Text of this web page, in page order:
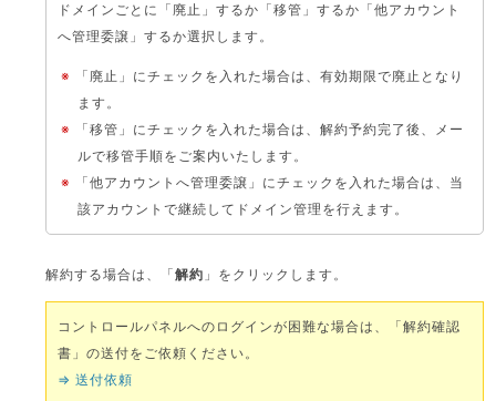
ドメインごとに「廃止」するか「移管」するか「他アカウント
へ管理委譲」するか選択します。
※
「廃止」にチェックを入れた場合は、有効期限で廃止となり
ます。
※
「移管」にチェックを入れた場合は、解約予約完了後、メー
ルで移管手順をご案内いたします。
※
「他アカウントへ管理委譲」にチェックを入れた場合は、当
該アカウントで継続してドメイン管理を行えます。
解約する場合は、「解約 」をクリックします。
コントロールパネルへのログインが困難な場合は、「解約確認
書」の送付をご依頼ください。
⇒ 送付依頼